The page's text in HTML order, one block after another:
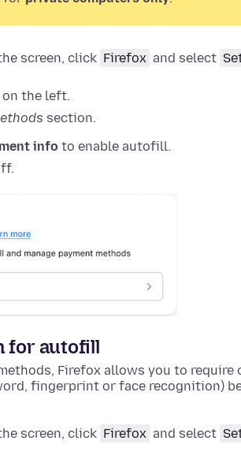
screen, click Firefox and select
on the left.
section.
info to enable autofill.
for autofill
Firefox allows you to
fingerprint or face recognition)
screen, click Firefox and select